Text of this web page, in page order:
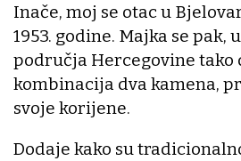
Inače, moj se otac u
1953. godine. Majka se pak,
područja Hercegovine tako
kombinacija dva kamena,
svoje korijene.
Dodaje kako su